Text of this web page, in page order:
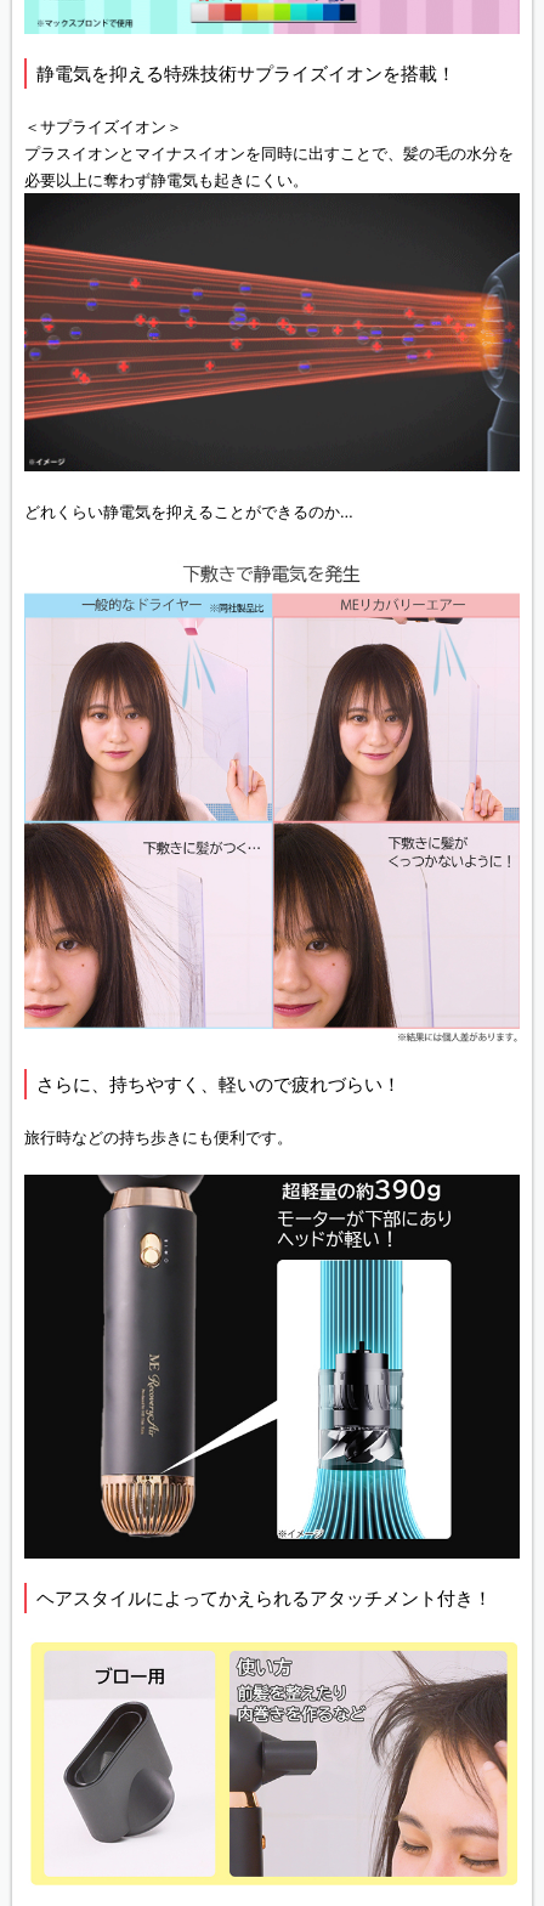
静電気を抑える特殊技術サプライズイオンを搭載！
＜サプライズイオン＞
プラスイオンとマイナスイオンを同時に出すことで、髪の毛の水分を
必要以上に奪わず静電気も起きにくい。
どれくらい静電気を抑えることができるのか…
さらに、持ちやすく、軽いので疲れづらい！
旅行時などの持ち歩きにも便利です。
ヘアスタイルによってかえられるアタッチメント付き！